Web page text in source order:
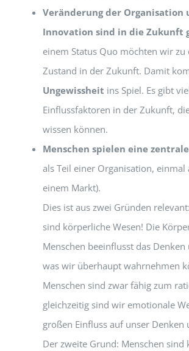
Veränderung der Organisation
Innovation sind in die Zukunft
einem Status Quo möchten wir zu
Zustand in der Zukunft. Damit
Ungewissheit ins Spiel. Es gibt
Einflussfaktoren in der Zukunft,
wissen können.
Menschen spielen eine
als Teil einer Organisation, einmal
einem Markt).
Dies ist aus zwei Gründen
sind körperliche Wesen! Die
Menschen beeinflusst das Denken
was wir überhaupt wahrnehmen
Menschen sind zwar fähig zum
gleichzeitig sind wir emotionale
großen Einfluss auf unser Denken
Der zweite Grund: Menschen sind